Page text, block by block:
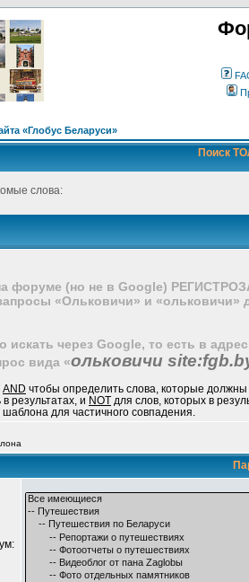
«Глобус Беларуси»
Поиск
слова:
форуме (но не в Google)
«Ольковичи» и «ольковичи»
искать через Google, то есть в
вида «ольковичи
AND чтобы определить слова, которые должны
результатах, и NOT для слов, которых в
для частичного совпадения.